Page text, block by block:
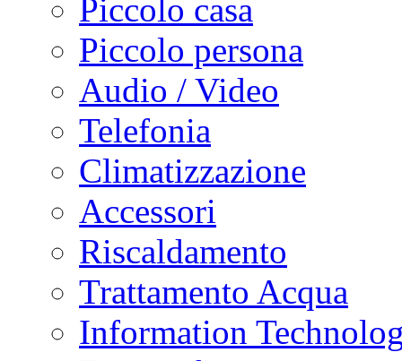
Piccolo casa
Piccolo persona
Audio / Video
Telefonia
Climatizzazione
Accessori
Riscaldamento
Trattamento Acqua
Information